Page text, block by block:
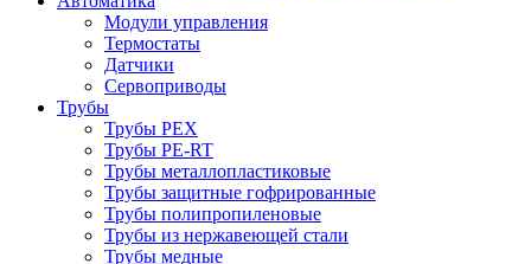
Модули управления
Термостаты
Датчики
Сервоприводы
Трубы
Трубы PEX
Трубы PE-RT
Трубы металлопластиковые
Трубы защитные гофрированные
Трубы полипропиленовые
Трубы из нержавеющей стали
Трубы медные